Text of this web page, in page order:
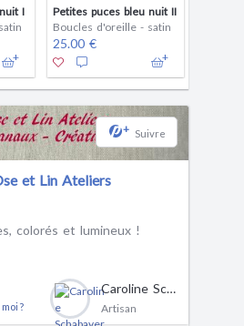
I
Petites puces bleu nuit II
Boucles d'oreille - satin
25.00 €
+ Suivre
et Lin Ateliers
colorés et lumineux !
?
Caroline Schabaver
Artisan